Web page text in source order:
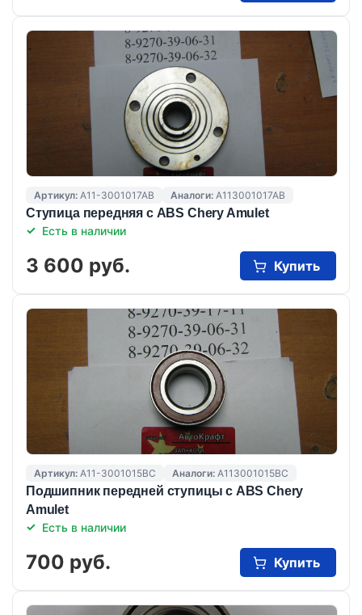
Артикул: A11-3001017AB Аналоги: A113001017AB
Ступица передняя с ABS Chery Amulet
Есть в наличии
3 600 руб. Купить
Артикул: A11-3001015BC Аналоги: A113001015BC
Подшипник передней ступицы с ABS Chery
Amulet
Есть в наличии
700 руб. Купить